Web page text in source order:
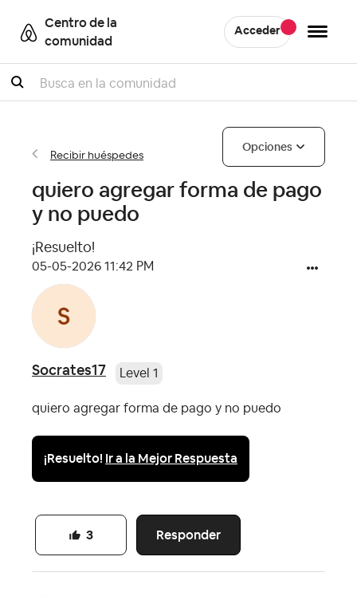
Centro de la
comunidad
Acceder
Buscar
Recibir huéspedes
Opciones
quiero agregar forma de pago
y no puedo
¡Resuelto!
‎05-05-2026 11:42 PM
Socrates17 Level 1
quiero agregar forma de pago y no puedo
¡Resuelto! Ir a la Mejor Respuesta
Responder
3